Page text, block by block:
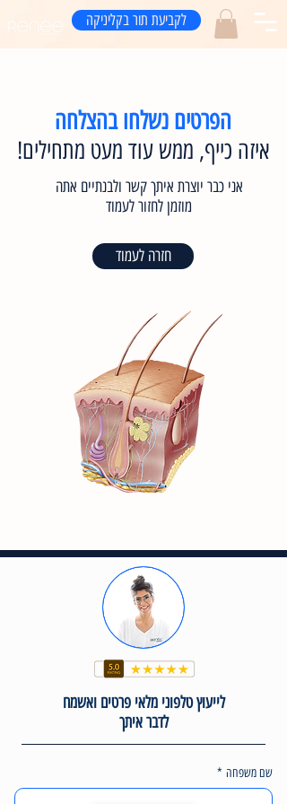
לקביעת תור בקליניקה
הפרטים נשלחו בהצלחה
איזה כייף, ממש עוד מעט מתחילים!
אני כבר יוצרת איתך קשר ולבנתיים אתה
מוזמן לחזור לעמוד
חזרה לעמוד
לייעוץ טלפוני מלאי פרטים ואשמח
לדבר איתך
שם משפחה *